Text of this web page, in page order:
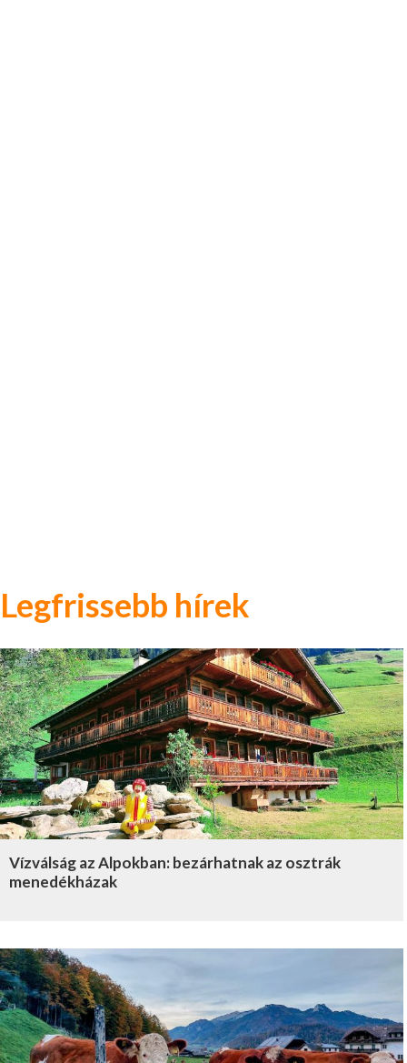
Legfrissebb hírek
Vízválság az Alpokban: bezárhatnak az osztrák
menedékházak